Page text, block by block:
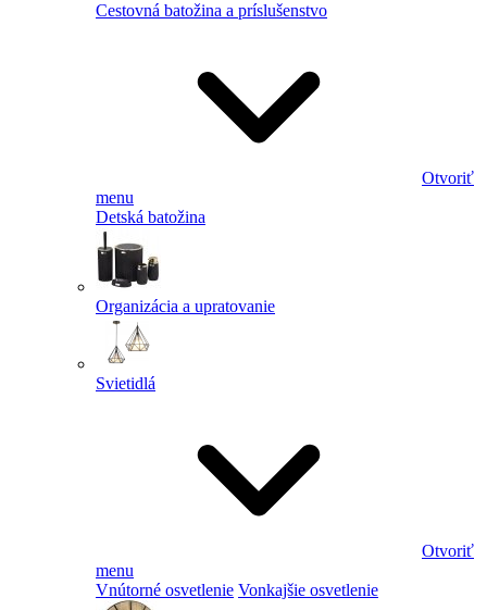
Cestovná batožina a príslušenstvo
Otvoriť
menu
Detská batožina
Organizácia a upratovanie
Svietidlá
Otvoriť
menu
Vnútorné osvetlenie Vonkajšie osvetlenie